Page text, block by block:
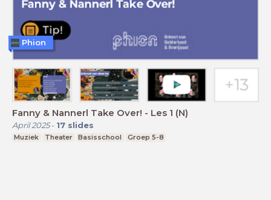
Fanny & Nannerl Take Over! - Les 1 (N)
April 2025- 17 slides
Muziek Theater Basisschool Groep 5-8
Phion